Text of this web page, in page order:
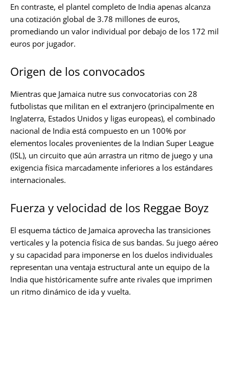
En contraste, el plantel completo de India apenas alcanza
una cotización global de 3.78 millones de euros,
promediando un valor individual por debajo de los 172 mil
euros por jugador.
Origen de los convocados
Mientras que Jamaica nutre sus convocatorias con 28
futbolistas que militan en el extranjero (principalmente en
Inglaterra, Estados Unidos y ligas europeas), el combinado
nacional de India está compuesto en un 100% por
elementos locales provenientes de la Indian Super League
(ISL), un circuito que aún arrastra un ritmo de juego y una
exigencia física marcadamente inferiores a los estándares
internacionales.
Fuerza y velocidad de los Reggae Boyz
El esquema táctico de Jamaica aprovecha las transiciones
verticales y la potencia física de sus bandas. Su juego aéreo
y su capacidad para imponerse en los duelos individuales
representan una ventaja estructural ante un equipo de la
India que históricamente sufre ante rivales que imprimen
un ritmo dinámico de ida y vuelta.